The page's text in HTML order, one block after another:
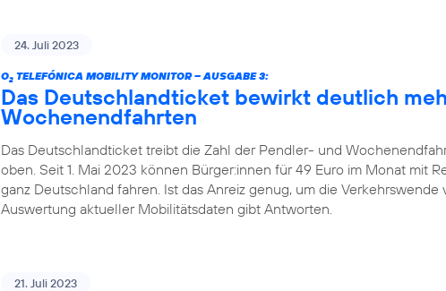
24. Juli 2023
O2 TELEFÓNICA MOBILITY MONITOR – AUSGABE 3:
Das Deutschlandticket bewirkt deutlich
Wochenendfahrten
Das Deutschlandticket treibt die Zahl der Pendler- und
oben. Seit 1. Mai 2023 können Bürger:innen für 49 Euro im Monat mit
ganz Deutschland fahren. Ist das Anreiz genug, um die Verkehrswende
Auswertung aktueller Mobilitätsdaten gibt Antworten.
21. Juli 2023